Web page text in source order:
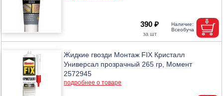
390 ₽
Жидкие гвозди Монтаж FIX Кристалл
Универсал прозрачный 265 гр, Момент
2572945
подробнее о товаре